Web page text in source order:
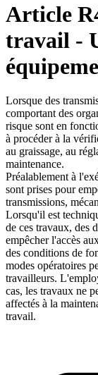
Article
travail -
Lorsque des
comportant des
risque sont en
à procéder à la
au graissage, au
maintenance.
Préalablement à
sont prises pour
transmissions,
Lorsqu'il est
de ces travaux, des
empêcher l'accès
des conditions de
modes opératoires
travailleurs.
cas, les travaux ne
affectés à la
travail.